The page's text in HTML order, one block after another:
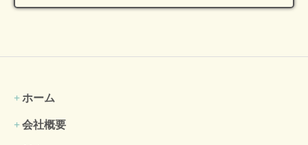
ホーム
会社概要